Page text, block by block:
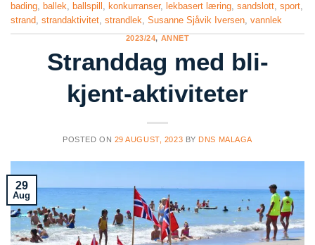
bading, ballek, ballspill , konkurranser, lekbasert læring, sandslott, sport,
strand, strandaktivitet, strandlek, Susanne Sjåvik Iversen, vannlek
2023/24, ANNET
Stranddag med bli-
kjent-aktiviteter
POSTED ON 29 AUGUST, 2023 BY DNS MALAGA
29
Aug